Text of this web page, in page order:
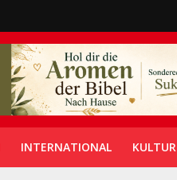
INTERNATIONAL KULTUR